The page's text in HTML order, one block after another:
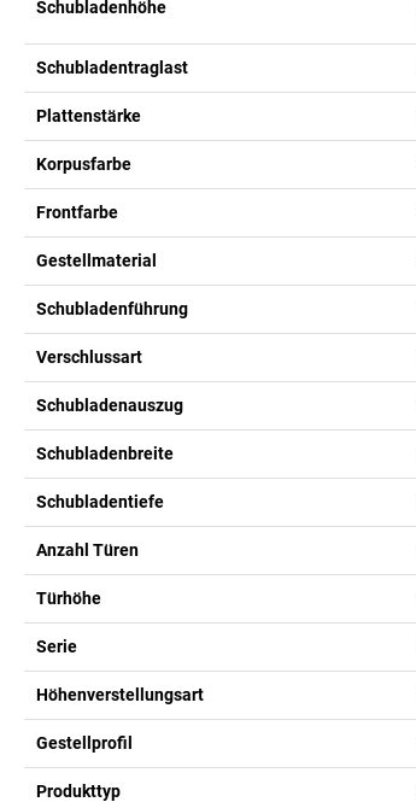
Schubladenhöhe
Schubladentraglast
Plattenstärke
Korpusfarbe
Frontfarbe
Gestellmaterial
Schubladenführung
Verschlussart
Schubladenauszug
Schubladenbreite
Schubladentiefe
Anzahl Türen
Türhöhe
Serie
Höhenverstellungsart
Gestellprofil
Produkttyp